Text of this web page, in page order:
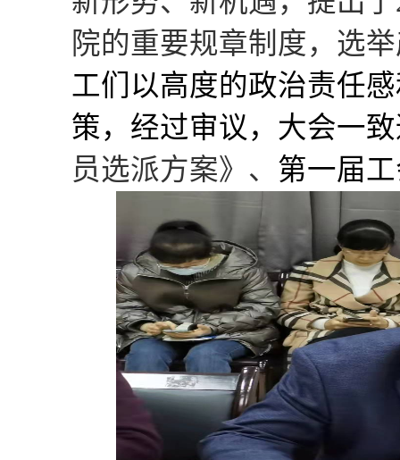
院的重要规章制度，选
工们以高度的政治责任
策， 经过审议，大会一
员选派方案》 、 第一届